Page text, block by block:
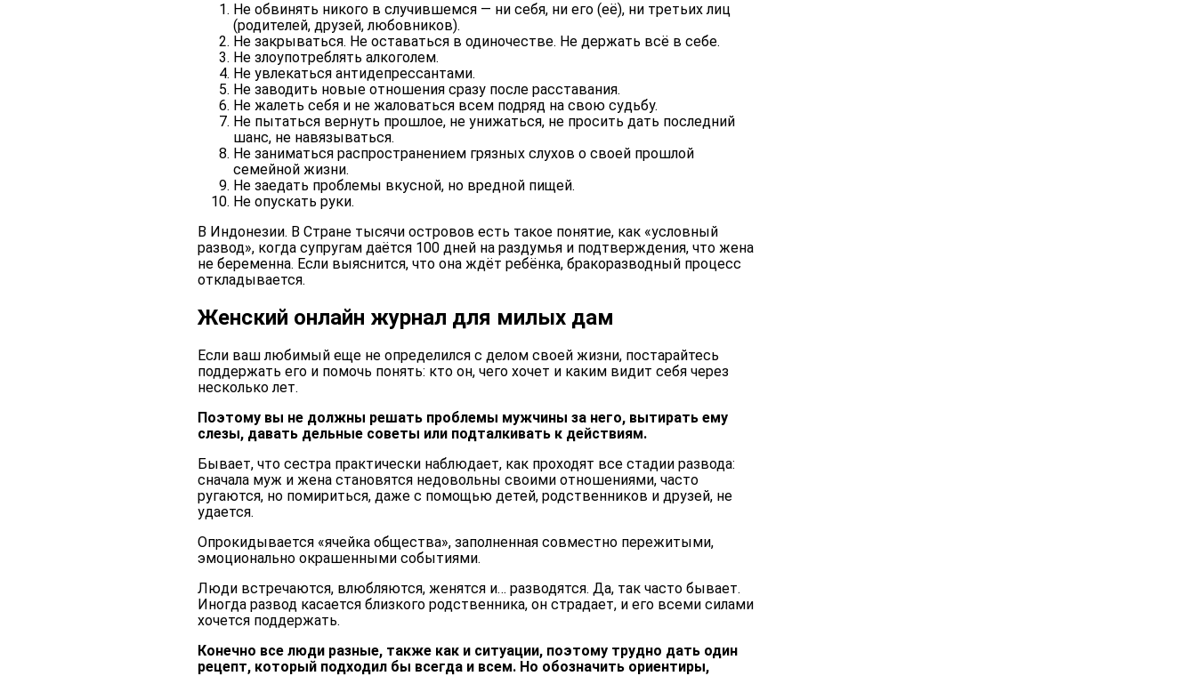
Не обвинять никого в случившемся — ни себя, ни его (её), ни третьих лиц
(родителей, друзей, любовников).
Не закрываться. Не оставаться в одиночестве. Не держать всё в себе.
Не злоупотреблять алкоголем.
Не увлекаться антидепрессантами.
Не заводить новые отношения сразу после расставания.
Не жалеть себя и не жаловаться всем подряд на свою судьбу.
Не пытаться вернуть прошлое, не унижаться, не просить дать последний
шанс, не навязываться.
Не заниматься распространением грязных слухов о своей прошлой
семейной жизни.
Не заедать проблемы вкусной, но вредной пищей.
Не опускать руки.
В Индонезии. В Стране тысячи островов есть такое понятие, как «условный
развод», когда супругам даётся 100 дней на раздумья и подтверждения, что жена
не беременна. Если выяснится, что она ждёт ребёнка, бракоразводный процесс
откладывается.
Женский онлайн журнал для милых дам
Если ваш любимый еще не определился с делом своей жизни, постарайтесь
поддержать его и помочь понять: кто он, чего хочет и каким видит себя через
несколько лет.
Поэтому вы не должны решать проблемы мужчины за него, вытирать ему
слезы, давать дельные советы или подталкивать к действиям.
Бывает, что сестра практически наблюдает, как проходят все стадии развода:
сначала муж и жена становятся недовольны своими отношениями, часто
ругаются, но помириться, даже с помощью детей, родственников и друзей, не
удается.
Опрокидывается «ячейка общества», заполненная совместно пережитыми,
эмоционально окрашенными событиями.
Люди встречаются, влюбляются, женятся и… разводятся. Да, так часто бывает.
Иногда развод касается близкого родственника, он страдает, и его всеми силами
хочется поддержать.
Конечно все люди разные, также как и ситуации, поэтому трудно дать один
рецепт, который подходил бы всегда и всем. Но обозначить ориентиры,